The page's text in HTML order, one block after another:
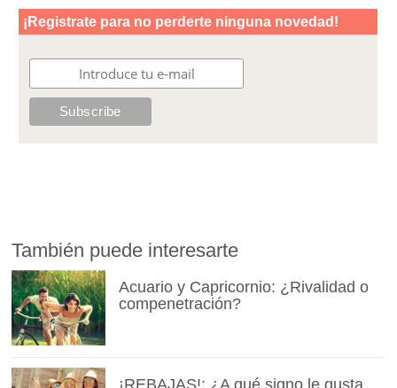
También puede interesarte
Acuario y Capricornio: ¿Rivalidad o
compenetración?
¡REBAJAS!: ¿A qué signo le gusta